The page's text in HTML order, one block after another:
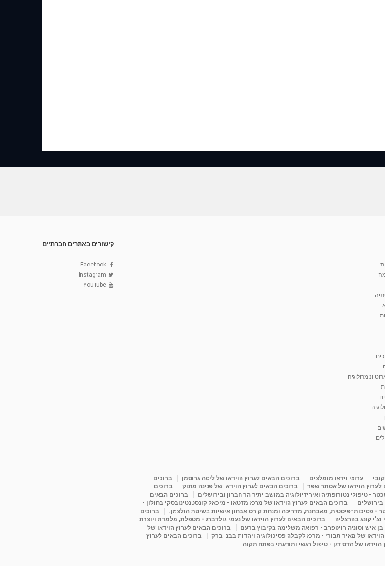
ונומרולוגיה
קישורים באתרים חברתיים
Facebook
Instagram
YouTube
ערוצי וידאו מומלצים ברוכים הבאים לערוץ הוידאו של ליסה גרוסמן
ברוכים
לערוץ הוידאו של אסתר שפר ברוכים הבאים לערוץ הוידאו של פנינה מתוק
ברוכים
- טיפולי נטורופתיה ואירידיולוגיה במושב יתיר הר חברון ובירושלים
ברוכים הבאים
בירושלים
ברוכים הבאים לערוץ הוידאו של מרכז מדטאו - מיכאל קונסטנטינובסקי בחולון -
- פסיכותרפיסטית, מאבחנת, מדריכה ומנחת קורס אבחון אישיות בשיטת הולצמן.
ברוכים
קונג בהרצליה
ברוכים הבאים לערוץ הוידאו של נעמי גולדברג - מטפלת, מלמדת ויוצרת
איש וסוניה רויטפרב - רפואה משלימה בקיבוץ ברעם
ברוכים הבאים לערוץ הוידאו של
של מאיר תבורי - מרכז לקבלה פסיכולוגיה ויהדות בבני ברק
ברוכים הבאים לערוץ
הוידאו של הדס דגן - טיפול רגשי ותודעתי בפתח תקוה